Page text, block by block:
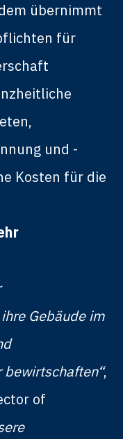
übernimmt
für
und -
Kosten für die
Gebäude im
bewirtschaften“,
of